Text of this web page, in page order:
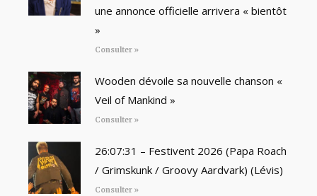
une annonce officielle arrivera « bientôt
»
Consulter »
Wooden dévoile sa nouvelle chanson «
Veil of Mankind »
Consulter »
26:07:31 – Festivent 2026 (Papa Roach
/ Grimskunk / Groovy Aardvark) (Lévis)
Consulter »